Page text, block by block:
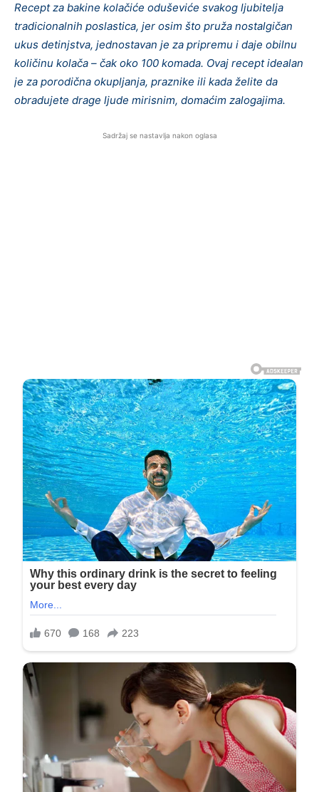
Recept za bakine kolačiće oduševiće svakog ljubitelja
tradicionalnih poslastica, jer osim što pruža nostalgičan
ukus detinjstva, jednostavan je za pripremu i daje obilnu
količinu kolača – čak oko 100 komada. Ovaj recept idealan
je za porodična okupljanja, praznike ili kada želite da
obradujete drage ljude mirisnim, domaćim zalogajima.
Sadržaj se nastavlja nakon oglasa